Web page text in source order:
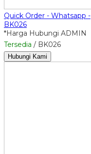
Quick Order - Whatsapp -
BK026
*Harga Hubungi ADMIN
Tersedia / BK026
Hubungi Kami